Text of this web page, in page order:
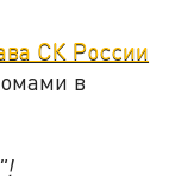
СК России
в